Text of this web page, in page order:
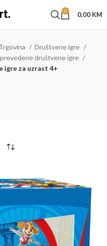
0 0,00 KM
Društvene igre
društvene igre
igre za uzrast 4+